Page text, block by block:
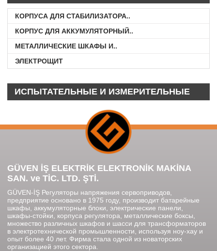
КОРПУСА ДЛЯ СТАБИЛИЗАТОРА..
КОРПУС ДЛЯ АККУМУЛЯТОРНЫЙ..
МЕТАЛЛИЧЕСКИЕ ШКАФЫ И..
ЭЛЕКТРОЩИТ
ИСПЫТАТЕЛЬНЫЕ И ИЗМЕРИТЕЛЬНЫЕ
GÜVEN İŞ ELEKTRİK ELEKTRONİK MAKİNA
SAN. ve TİC. LTD. ŞTİ.
GÜVEN-İŞ Регуляторы напряжения сервоприводов,
предприятие основано в 1975 году, производит батарейные
шкафы, аккумуляторные блоки, электрические панели,
шкафы-стойки, корпуса регулятора, металлические боксы,
множество различных шкафов и шасси для трансформаторов
в электротехнической промышленности, используя ноу-хау и
опыт более 40 лет. Фирма стала одной из новаторских
организацией этого сектора.